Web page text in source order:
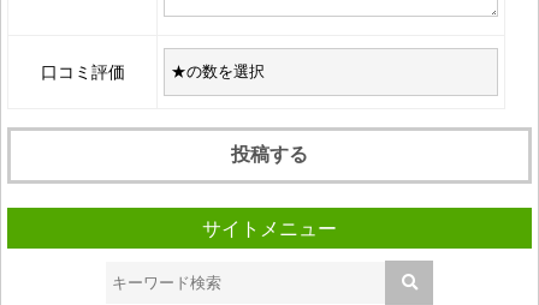
口コミ評価
サイトメニュー